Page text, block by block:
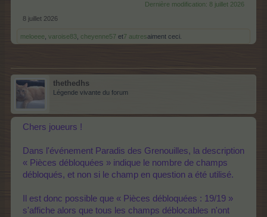
Dernière modification: 8 juillet 2026
8 juillet 2026
meloeee varoise83 cheyenne57 et7 autresaiment ceci.
thethedhs
Légende vivante du forum
Chers joueurs !
Dans l'événement Paradis des Grenouilles, la description
« Pièces débloquées » indique le nombre de champs
débloqués, et non si le champ en question a été utilisé.
Il est donc possible que « Pièces débloquées : 19/19 »
s'affiche alors que tous les champs déblocables n'ont